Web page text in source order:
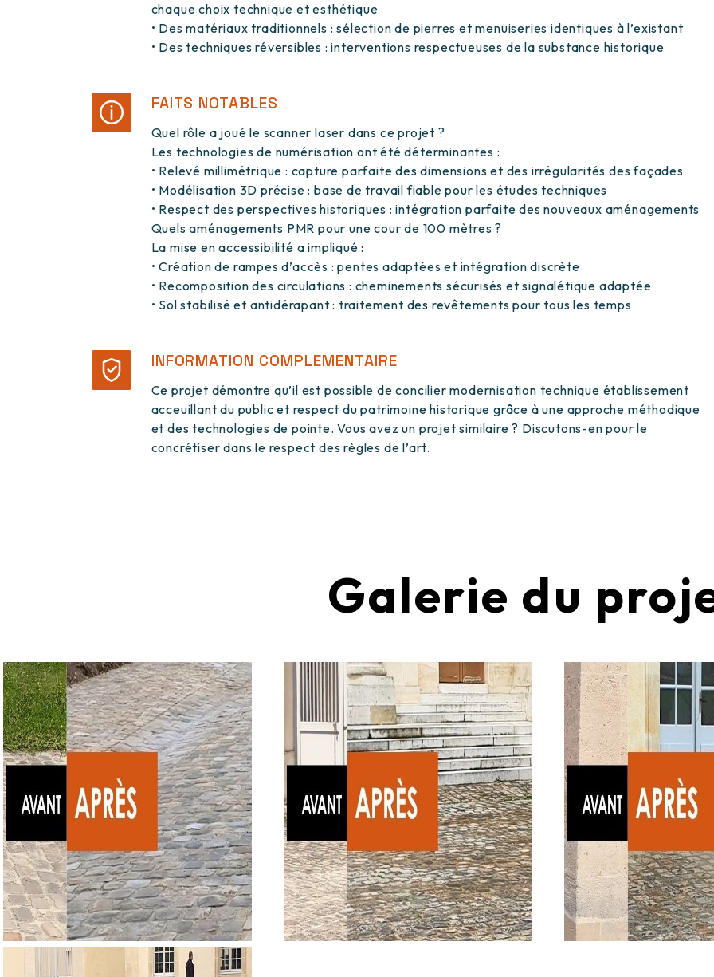
chaque choix technique et esthétique
• Des matériaux traditionnels : sélection de pierres et menuiseries identiques à l’existant
• Des techniques réversibles : interventions respectueuses de la substance historique
FAITS NOTABLES
Quel rôle a joué le scanner laser dans ce projet ?
Les technologies de numérisation ont été déterminantes :
• Relevé millimétrique : capture parfaite des dimensions et des irrégularités des façades
• Modélisation 3D précise : base de travail fiable pour les études techniques
• Respect des perspectives historiques : intégration parfaite des nouveaux aménagements
Quels aménagements PMR pour une cour de 100 mètres ?
La mise en accessibilité a impliqué :
• Création de rampes d’accès : pentes adaptées et intégration discrète
• Recomposition des circulations : cheminements sécurisés et signalétique adaptée
• Sol stabilisé et antidérapant : traitement des revêtements pour tous les temps
INFORMATION COMPLEMENTAIRE
Ce projet démontre qu’il est possible de concilier modernisation technique établissement
acceuillant du public et respect du patrimoine historique grâce à une approche méthodique
et des technologies de pointe. Vous avez un projet similaire ? Discutons-en pour le
concrétiser dans le respect des règles de l’art.
Galerie du